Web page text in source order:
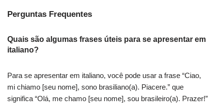
Perguntas Frequentes
Quais são algumas frases úteis para se apresentar em
italiano?
Para se apresentar em italiano, você pode usar a frase “Ciao,
mi chiamo [seu nome], sono brasiliano(a). Piacere.” que
significa “Olá, me chamo [seu nome], sou brasileiro(a). Prazer!”